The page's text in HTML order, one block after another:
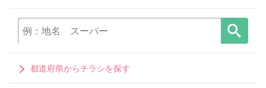
都道府県からチラシを探す